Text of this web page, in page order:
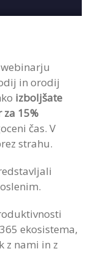
in orodij
izboljšate
15%
čas. V
strahu.
ekosistema,
z nami in z